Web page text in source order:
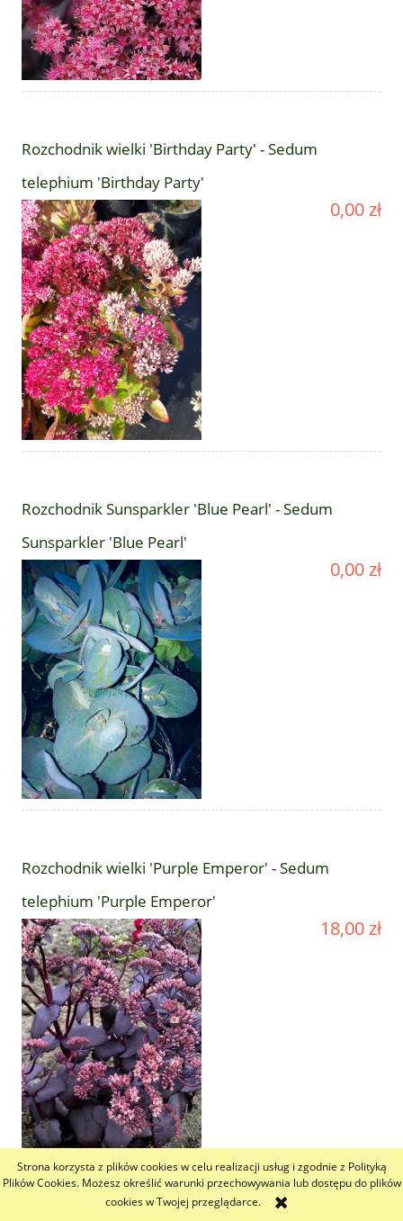
Strona korzysta z plików cookies w celu realizacji usług i zgodnie z Polityką
Plików Cookies. Możesz określić warunki przechowywania lub dostępu do plików
cookies w Twojej przeglądarce.
Rozchodnik wielki 'Birthday Party' - Sedum
telephium 'Birthday Party'
0,00 zł
Rozchodnik Sunsparkler 'Blue Pearl' - Sedum
Sunsparkler 'Blue Pearl'
0,00 zł
Rozchodnik wielki 'Purple Emperor' - Sedum
telephium 'Purple Emperor'
18,00 zł